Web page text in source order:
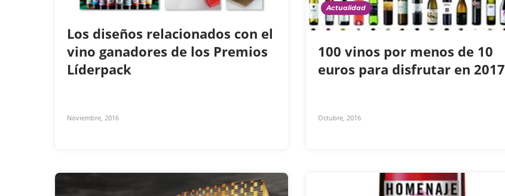
Los diseños relacionados con el
vino ganadores de los Premios
Líderpack
Noviembre, 2016
Actualidad
100 vinos por menos de 10
euros para disfrutar en 2017
Octubre, 2016